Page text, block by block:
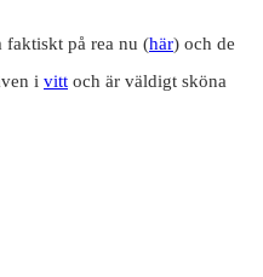
på rea nu (här) och de
i vitt och är väldigt sköna